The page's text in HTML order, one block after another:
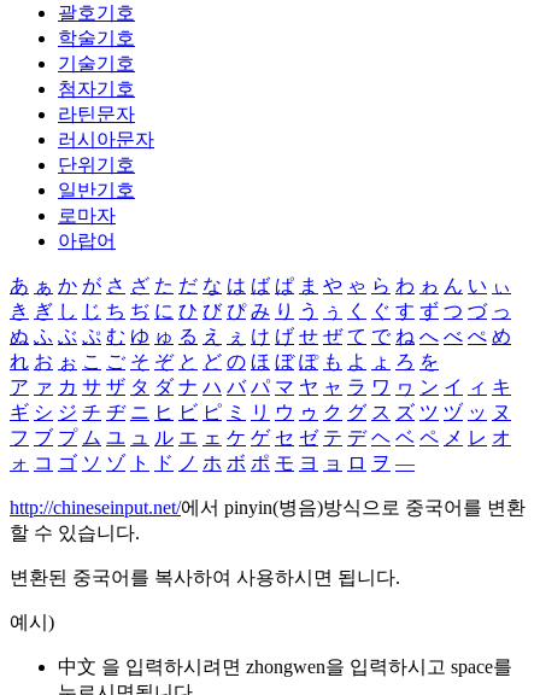
괄호기호
학술기호
기술기호
첨자기호
라틴문자
러시아문자
단위기호
일반기호
로마자
아랍어
あ ぁ か が さ ざ た だ な は ば ぱ ま や ゃ ら わ ゎ ん い ぃ
き ぎ し じ ち ぢ に ひ び ぴ み り う ぅ く ぐ す ず つ づ っ
ぬ ふ ぶ ぷ む ゆ ゅ る え ぇ け げ せ ぜ て で ね へ べ ぺ め
れ お ぉ こ ご そ ぞ と ど の ほ ぼ ぽ も よ ょ ろ を
ア ァ カ サ ザ タ ダ ナ ハ バ パ マ ヤ ャ ラ ワ ヮ ン イ ィ キ
ギ シ ジ チ ヂ ニ ヒ ビ ピ ミ リ ウ ゥ ク グ ス ズ ツ ヅ ッ ヌ
フ ブ プ ム ユ ュ ル エ ェ ケ ゲ セ ゼ テ デ ヘ ベ ペ メ レ オ
ォ コ ゴ ソ ゾ ト ド ノ ホ ボ ポ モ ヨ ョ ロ ヲ ―
http://chineseinput.net/에서 pinyin(병음)방식으로 중국어를 변환
할 수 있습니다.
변환된 중국어를 복사하여 사용하시면 됩니다.
예시)
中文 을 입력하시려면 zhongwen을 입력하시고 space를